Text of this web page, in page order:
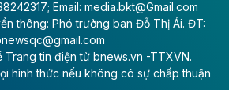
lại nửa đầu năm với doanh thu
đồng, tăng 4% so với cùng kỳ và
lịch sử hoạt động của doanh
Email: media.bkt@Gmail.com
thông: Phó trưởng ban Đỗ Thị Ái. ĐT:
tin điện tử bnews.vn -TTXVN.
hình thức nếu không có sự chấp thuận